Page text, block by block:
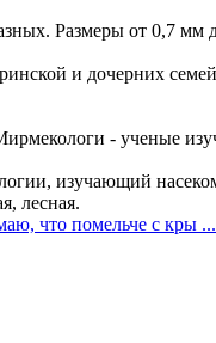
Размеры от 0,7 мм
и дочерних
- ученые
изучающий
лесная.
что помельче с кры ...